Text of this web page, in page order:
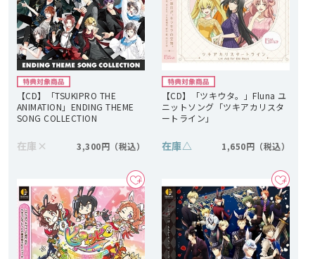
【CD】「TSUKIPRO THE
ANIMATION」ENDING THEME
SONG COLLECTION
在庫 × 3,300円
【CD】「ツキウタ。」Fluna ユ
ニットソング「ツキアカリスタ
ートライン」
在庫△ 1,650円